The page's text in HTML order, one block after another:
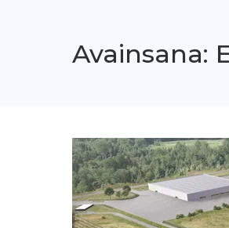
Avainsana: